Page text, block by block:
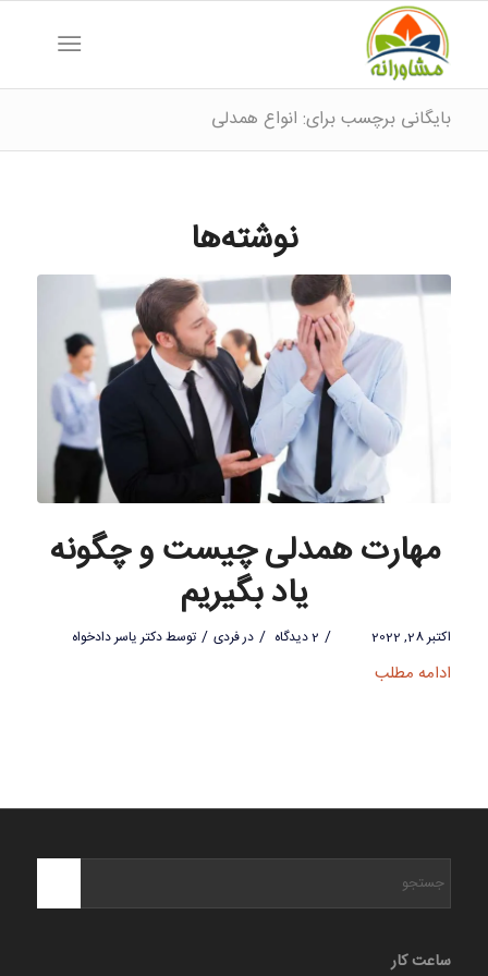
بایگانی برچسب برای: انواع همدلی
نوشته‌ها
مهارت همدلی چیست و چگونه
یاد بگیریم
اکتبر 28, 2022 / 2 دیدگاه / درفردی / توسطدکتر یاسر دادخواه
ادامه مطلب
ساعت کار